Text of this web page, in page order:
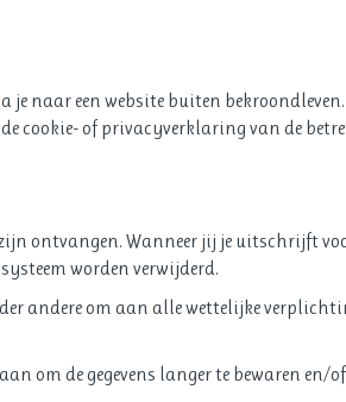
je naar een website buiten
cookie- of privacyverklaring van de
ontvangen. Wanneer jij je uitschrijft
worden verwijderd.
andere om aan alle wettelijke
om de gegevens langer te bewaren en/